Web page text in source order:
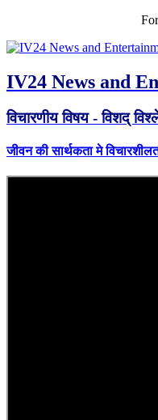
IV24 News and
विचारणीय विषय - विशद्
जीवन की सार्थकता मे